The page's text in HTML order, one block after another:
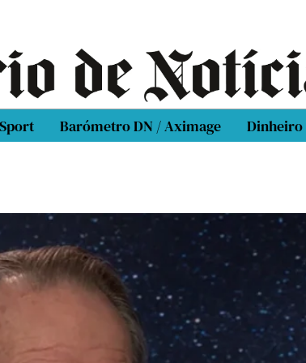
Barómetro DN / Aximage Dinheiro